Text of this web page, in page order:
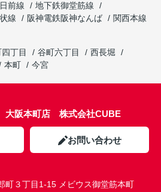
前線
地下鉄御堂筋線
線 阪神電鉄阪神なんば
関西本線
丁目 谷町六丁目
西長堀
本町 今宮
大阪本町店 株式会社CUBE
お問い合わせ
町３丁目1-15 メビウス御堂筋本町